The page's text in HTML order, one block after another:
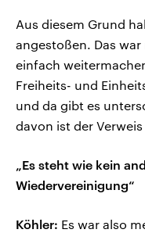
Aus diesem Grund
angestoßen. Das
einfach
Freiheits- und
und da gibt es
davon ist der
„Es steht wie kein
Wiedervereinigung“
Köhler: Es war also